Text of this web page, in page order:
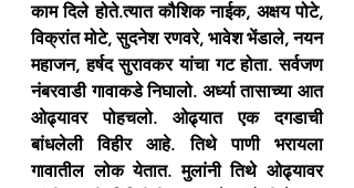
काम दिले होते.त्यात कौशिक नाईक, अक्षय पोटे,
विक्रांत मोटे, सुदनेश रणवरे, भावेश भेंडाले, नयन
महाजन, हर्षद सुरावकर यांचा गट होता. सर्वजण
नंबरवाडी गावाकडे निघालो. अर्ध्या तासाच्या आत
ओढ्यावर पोहचलो. ओढ्यात एक दगडाची
बांधलेली विहीर आहे. तिथे पाणी भरायला
गावातील लोक येतात. मुलांनी तिथे ओढ्यावर